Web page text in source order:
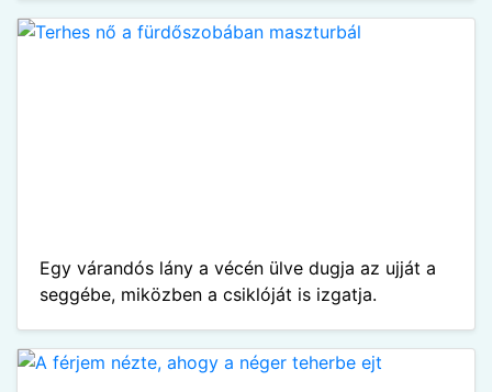
Egy várandós lány a vécén ülve dugja az ujját a
seggébe, miközben a csiklóját is izgatja.